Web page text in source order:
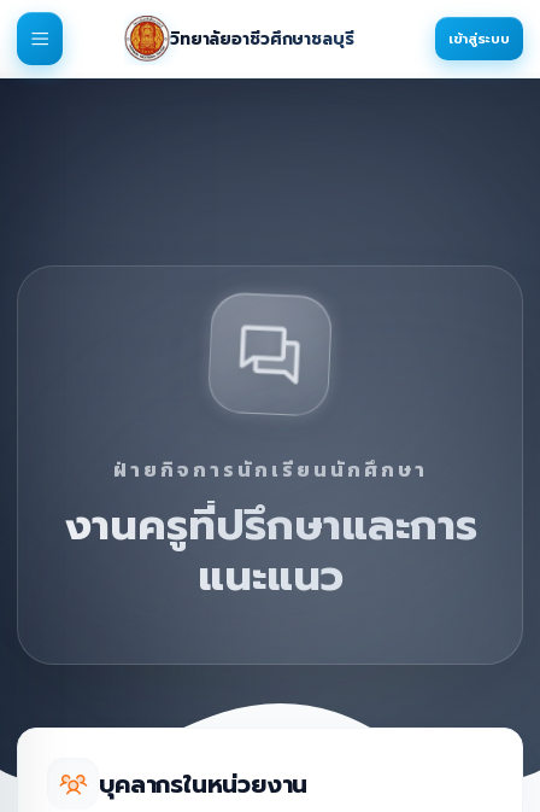
วิทยาลัยอาชีวศึกษาชลบุรี เข้าสู่ระบบ
ฝ่ายกิจการนักเรียนนักศึกษา
งานครูที่ปรึกษาและการ
แนะแนว
บุคลากรในหน่วยงาน